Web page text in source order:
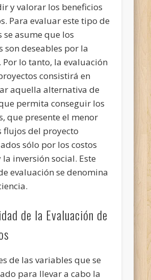
y valorar los beneficios
Para evaluar este tipo de
se asume que los
son deseables por la
Por lo tanto, la evaluación
consistirá en
aquella alternativa de
permita conseguir los
que presente el menor
flujos del proyecto
sólo por los costos
la inversión social. Este
evaluación se denomina
de la Evaluación de
de las variables que se
para llevar a cabo la